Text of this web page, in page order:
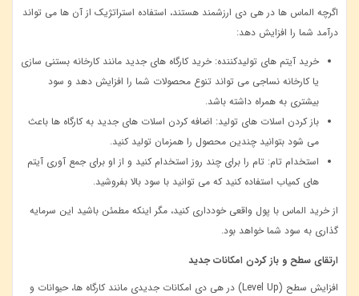
اگرچه الماس ‌ها در هی دی ارزشمند هستند، استفاده استراتژیک از آن ‌ها می ‌تواند
درآمد شما را افزایش دهد:
خرید آیتم‌ های تولیدکننده: خرید کارگاه‌ های جدید مانند کارخانه بستنی ‌سازی
یا کارخانه نساجی می ‌تواند تنوع محصولات شما را افزایش دهد و سود
بیشتری به همراه داشته باشد.
باز کردن اسلات ‌های تولید: اضافه کردن اسلات ‌های جدید به کارگاه ‌ها باعث
می‌ شود بتوانید چندین محصول را همزمان تولید کنید.
استخدام تام: تام را برای چند روز استخدام کنید و از او برای جمع ‌آوری آیتم
‌های کمیاب استفاده کنید که می ‌توانید با سود بالا بفروشید.
از خرید الماس با پول واقعی خودداری کنید، مگر اینکه مطمئن باشید این سرمایه‌
گذاری به سود شما خواهد بود.
ارتقای سطح و باز کردن امکانات جدید
افزایش سطح (Level Up) در هی دی امکانات جدیدی مانند کارگاه ‌ها، حیوانات و